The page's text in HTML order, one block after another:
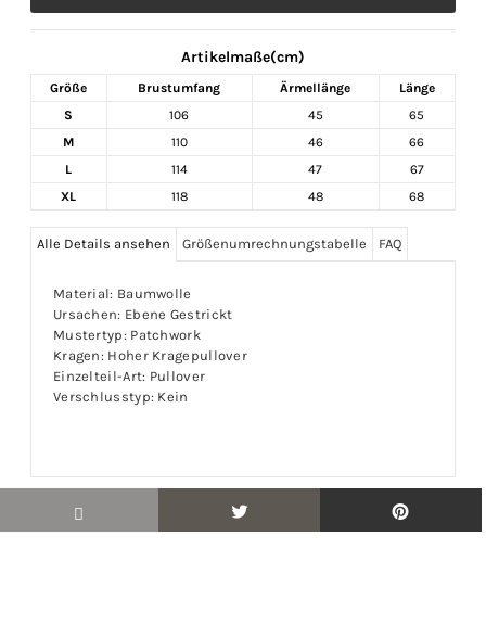
Artikelmaße(cm)
Größe Brustumfang Ärmellänge
Länge
S
106 45
65
M
110 46
66
L
114 47
67
XL
118 48 68
Alle Details ansehen Größenumrechnungstabelle FAQ
Material: Baumwolle
Ursachen: Ebene Gestrickt
Mustertyp: Patchwork
Kragen: Hoher Kragepullover
Einzelteil-Art: Pullover
Verschlusstyp: Kein